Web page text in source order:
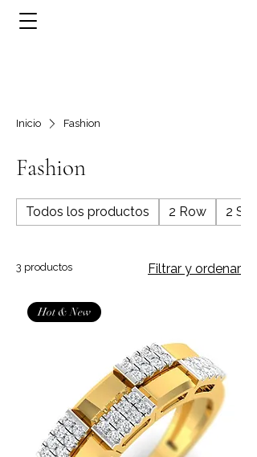
Inicio Fashion
Fashion
Todos los productos 2 Row 2
3 productos Filtrar y ordenar
Hot & New